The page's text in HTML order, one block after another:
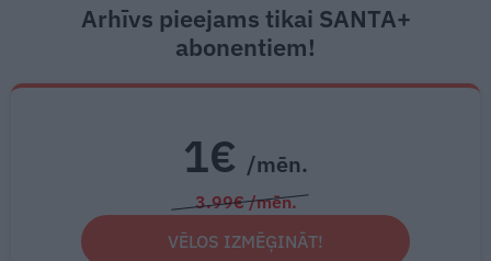
Arhīvs pieejams tikai SANTA+
abonentiem!
1€ /mēn.
3.99€ /mēn.
VĒLOS IZMĒĢINĀT!